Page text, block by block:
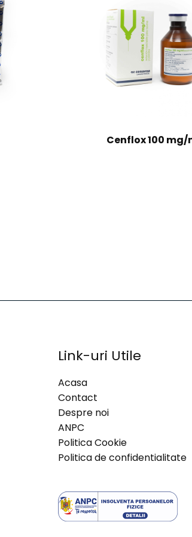
Cenflox 100 mg/
Link-uri Utile
Acasa
Contact
Despre noi
ANPC
Politica Cookie
Politica de confidentialitate